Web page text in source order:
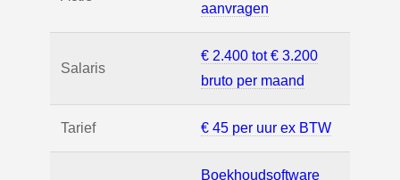
aanvragen
Salaris
€ 2.400 tot € 3.200
bruto per maand
Tarief € 45 per uur ex BTW
Boekhoudsoftware